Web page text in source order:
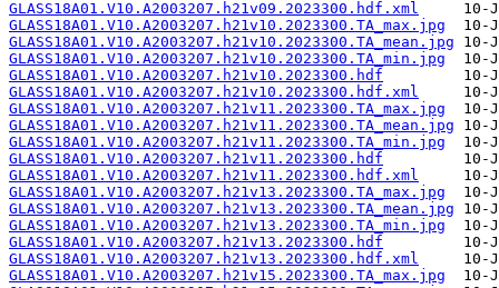
GLASS18A01.V10.A2003207.h21v09.2023300.hdf.xml
GLASS18A01.V10.A2003207.h21v10.2023300.TA_max.jpg
GLASS18A01.V10.A2003207.h21v10.2023300.TA_mean.jpg
GLASS18A01.V10.A2003207.h21v10.2023300.TA_min.jpg
GLASS18A01.V10.A2003207.h21v10.2023300.hdf
GLASS18A01.V10.A2003207.h21v10.2023300.hdf.xml
GLASS18A01.V10.A2003207.h21v11.2023300.TA_max.jpg
GLASS18A01.V10.A2003207.h21v11.2023300.TA_mean.jpg
GLASS18A01.V10.A2003207.h21v11.2023300.TA_min.jpg
GLASS18A01.V10.A2003207.h21v11.2023300.hdf
GLASS18A01.V10.A2003207.h21v11.2023300.hdf.xml
GLASS18A01.V10.A2003207.h21v13.2023300.TA_max.jpg
GLASS18A01.V10.A2003207.h21v13.2023300.TA_mean.jpg
GLASS18A01.V10.A2003207.h21v13.2023300.TA_min.jpg
GLASS18A01.V10.A2003207.h21v13.2023300.hdf
GLASS18A01.V10.A2003207.h21v13.2023300.hdf.xml
GLASS18A01.V10.A2003207.h21v15.2023300.TA_max.jpg